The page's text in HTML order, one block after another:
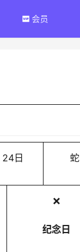
会员
24日 蛇
❌
纪念日